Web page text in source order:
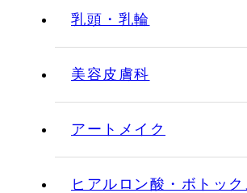
乳頭・乳輪
美容皮膚科
アートメイク
ヒアルロン酸・ボトック